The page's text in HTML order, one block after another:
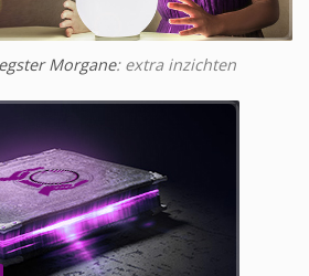
Morgane: extra inzichten